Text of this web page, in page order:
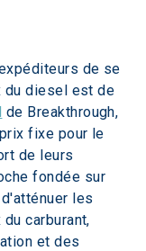
de se
du diesel est de
de Breakthrough,
fixe pour le
de leurs
fondée sur
les
carburant,
et des